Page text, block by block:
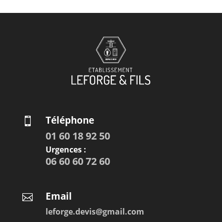
 Téléphone
01 60 18 92 50
Urgences :
06 60 60 72 60
 Email
leforge.devis@gmail.com